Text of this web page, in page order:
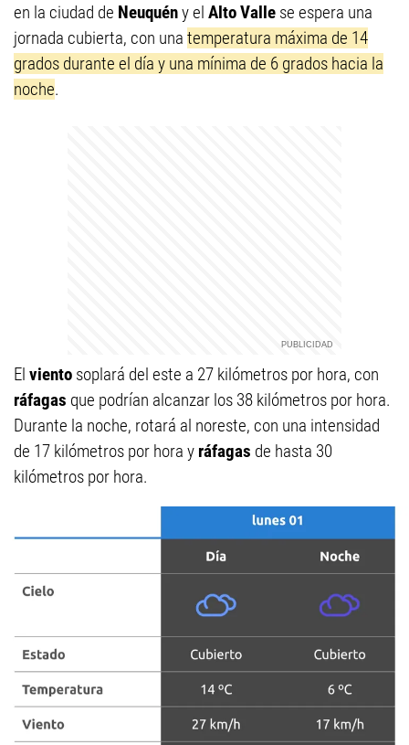
en la ciudad de Neuquény el Alto Valle se espera una
jornada cubierta, con una temperatura máxima de 14
grados durante el día y una mínima de 6 grados hacia la
noche.
El viento soplará del este a 27 kilómetros por hora, con
ráfagas que podrían alcanzar los 38 kilómetros por hora.
Durante la noche, rotará al noreste, con una intensidad
de 17 kilómetros por hora y ráfagas de hasta 30
kilómetros por hora.